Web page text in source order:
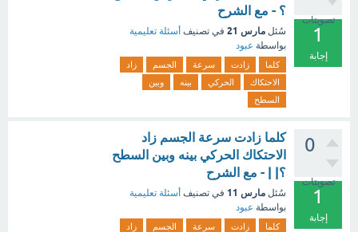
تصويتات
1
إجابة
؟ - مع الشرح
سُئل مارس 21 في تصنيف أسئلة تعليمية
بواسطة عبود
كلما زادت سرعة الجسم
زاد
الاحتكاك
الحركي بينه
وبين
السطح
0
تصويتات
1
إجابة
كلما زادت سرعة الجسم زاد
الاحتكاك الحركي بينه وبين السطح
؟| | - مع الشرح
سُئل مارس 11 في تصنيف أسئلة تعليمية
بواسطة عبود
كلما زادت سرعة الجسم
زاد